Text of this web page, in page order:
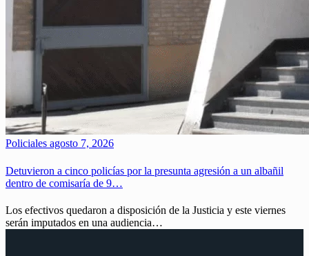
Policiales agosto 7, 2026
Detuvieron a cinco policías por la presunta agresión a un albañil
dentro de comisaría de 9…
Los efectivos quedaron a disposición de la Justicia y este viernes
serán imputados en una audiencia…